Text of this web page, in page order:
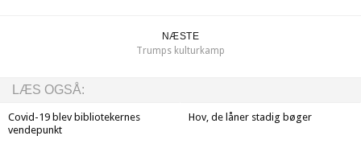
NÆSTE
Trumps kulturkamp
LÆS OGSÅ:
Covid-19 blev bibliotekernes
vendepunkt
Hov, de låner stadig bøger